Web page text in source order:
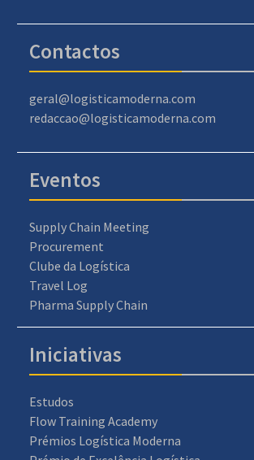
Contactos
geral@logisticamoderna.com
redaccao@logisticamoderna.com
Eventos
Supply Chain Meeting
Procurement
Clube da Logística
Travel Log
Pharma Supply Chain
Iniciativas
Estudos
Flow Training Academy
Prémios Logística Moderna